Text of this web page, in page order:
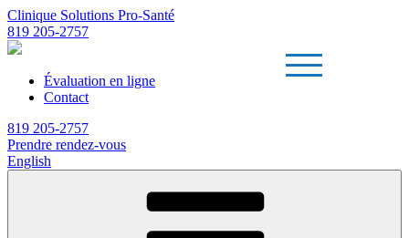
Clinique Solutions Pro-Santé
819 205-2757
Évaluation en ligne
Contact
819 205-2757
Prendre rendez-vous
English